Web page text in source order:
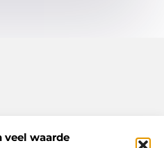
waarde
en nieuws uit de digitale